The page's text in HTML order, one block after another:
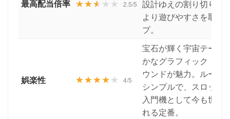
最高配当倍率 ★★★ ★★ 2.5/5
設計ゆえの割り切りで
より遊びやすさを取っ
プ。
娯楽性 ★★★★★ 4/5
宝石が輝く宇宙テーマ
かなグラフィック・印
ウンドが魅力。ルール
シンプルで、スロット
入門機として今も世界
れる定番。